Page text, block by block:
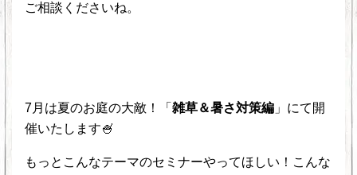
ご相談くださいね。
7月は夏のお庭の大敵！「 雑草＆暑さ対策編 」にて開
催いたします🍧
もっとこんなテーマのセミナーやってほしい！こんな